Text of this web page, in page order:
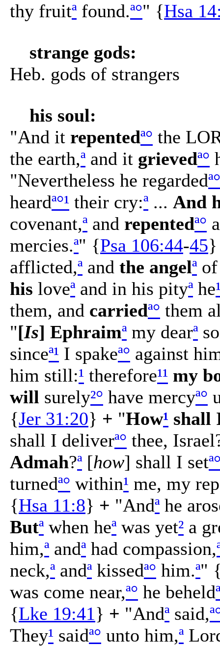
thy fruitªfound.ª°" {Hsa
strange gods:
Heb. gods of strangers
his soul:
"And it repentedª° the
the earth,ªand it grievedª°
"Nevertheless he regardedª°
heardª°¹ their cry:ª... And
covenant,ªand repentedª°
mercies.ª" {Psa 106:44-45}
afflicted,ªand the angelªof
his loveªand in his pityªhe
them, and carriedª° them
"[Is] Ephraimªmy dearª
sinceª¹ I spakeª° against
him still:¹ therefore¹¹ my
will surely²° have mercyª°
{Jer 31:20} + "How¹ shall
shall I deliverª° thee,
Admah?ª[how] shall I setª
turnedª° within¹ me, my
{Hsa 11:8} + "Andªhe
Butªwhen heªwas yet² a
him,ªandªhad compassion,
neck,ªandªkissedª° him.ª"
was come near,ª° he beheldª
{Lke 19:41} + "Andªsaid,ª
They¹ saidª° unto him,ª